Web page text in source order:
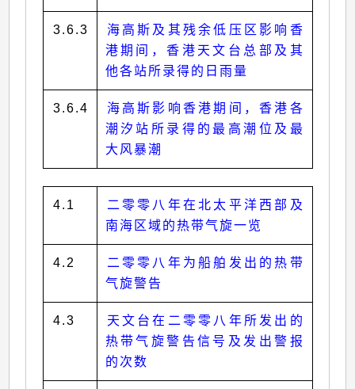
3.6.3
海高斯及其残余低压区影响香
港期间，香港天文台总部及其
他各站所录得的日雨量
3.6.4
海高斯影响香港期间，香港各
潮汐站所录得的最高潮位及最
大风暴潮
4.1
二零零八年在北太平洋西部及
南海区域的热带气旋一览
4.2
二零零八年为船舶发出的热带
气旋警告
4.3
天文台在二零零八年所发出的
热带气旋警告信号及发出警报
的次数